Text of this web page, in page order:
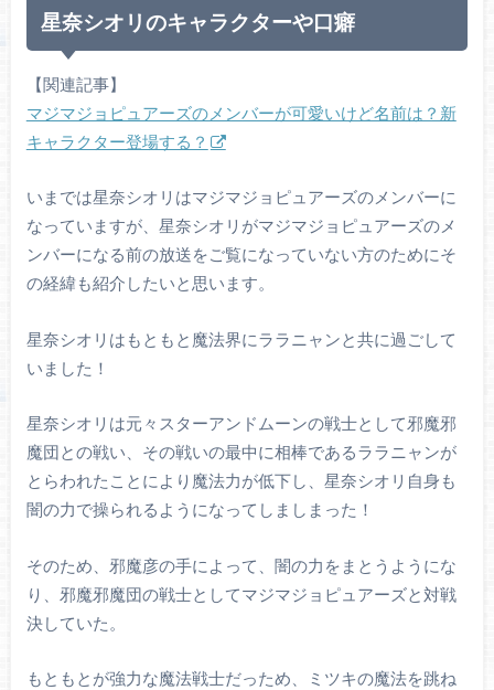
星奈シオリのキャラクターや口癖
【関連記事】
マジマジョピュアーズのメンバーが可愛いけど名前は？新
キャラクター登場する？
いまでは星奈シオリはマジマジョピュアーズのメンバーに
なっていますが、星奈シオリがマジマジョピュアーズのメ
ンバーになる前の放送をご覧になっていない方のためにそ
の経緯も紹介したいと思います。
星奈シオリはもともと魔法界にララニャンと共に過ごして
いました！
星奈シオリは元々スターアンドムーンの戦士として邪魔邪
魔団との戦い、その戦いの最中に相棒であるララニャンが
とらわれたことにより魔法力が低下し、星奈シオリ自身も
闇の力で操られるようになってしましまった！
そのため、邪魔彦の手によって、闇の力をまとうようにな
り、邪魔邪魔団の戦士としてマジマジョピュアーズと対戦
決していた。
もともとが強力な魔法戦士だっため、ミツキの魔法を跳ね